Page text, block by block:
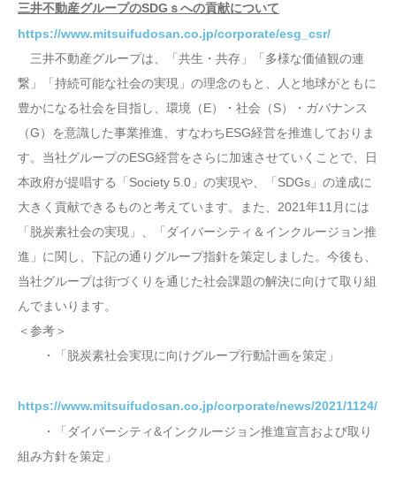
三井不動産グループのSDGｓへの貢献について
https://www.mitsuifudosan.co.jp/corporate/esg_csr/
三井不動産グループは、「共生・共存」「多様な価値観の連
繋」「持続可能な社会の実現」の理念のもと、人と地球がともに
豊かになる社会を目指し、環境（E）・社会（S）・ガバナンス
（G）を意識した事業推進、すなわちESG経営を推進しておりま
す。当社グループのESG経営をさらに加速させていくことで、日
本政府が提唱する「Society 5.0」の実現や、「SDGs」の達成に
大きく貢献できるものと考えています。また、2021年11月には
「脱炭素社会の実現」、「ダイバーシティ＆インクルージョン推
進」に関し、下記の通りグループ指針を策定しました。今後も、
当社グループは街づくりを通じた社会課題の解決に向けて取り組
んでまいります。
＜参考＞
・「脱炭素社会実現に向けグループ行動計画を策定」
https://www.mitsuifudosan.co.jp/corporate/news/2021/1124/
・「ダイバーシティ&インクルージョン推進宣言および取り
組み方針を策定」